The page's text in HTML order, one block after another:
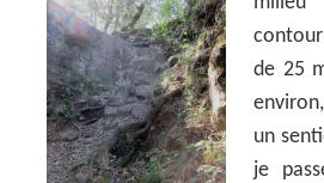
de 25
un
je